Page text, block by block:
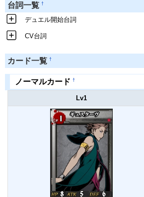
台詞一覧 †
デュエル開始台詞
CV台詞
カード一覧 †
ノーマルカード †
Lv1